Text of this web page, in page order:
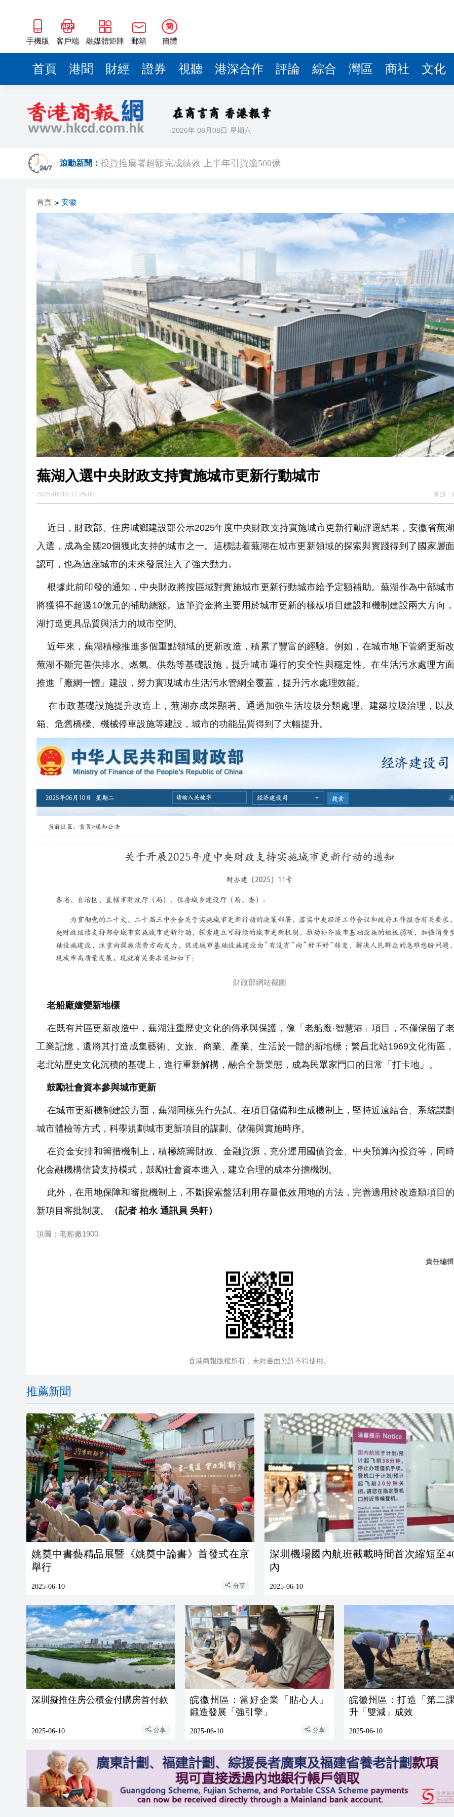
手機版 客戶端 融媒體矩陣 郵箱
簡
簡體
首頁 港聞 財經 證券 視聽 港深合作 評論 綜合 灣區 商社 文化
2026年 08月08日 星期六
滾動新聞： 投資推廣署超額完成績效 上半年引資逾500億
CHIIKAWA熱潮席捲香港！帶你全城捕捉角色足迹
韓國足協為性賄賂醜聞正式致歉：目前絕不存在
特朗普宣布：向關鍵礦產和電池項目投資30億美元
首頁 > 安徽
蕪湖入選中央財政支持實施城市更新行動城市
2025-06-10 17:25:08 來源：
近日，財政部、住房城鄉建設部公示2025年度中央財政支持實施城市更新行動評選結果，安徽省蕪
入選，成為全國20個獲此支持的城市之一。這標誌着蕪湖在城市更新領域的探索與實踐得到了國家層
認可，也為這座城市的未來發展注入了強大動力。
根據此前印發的通知，中央財政將按區域對實施城市更新行動城市給予定額補助。蕪湖作為中部城
將獲得不超過10億元的補助總額。這筆資金將主要用於城市更新的樣板項目建設和機制建設兩大方向
湖打造更具品質與活力的城市空間。
近年來，蕪湖積極推進多個重點領域的更新改造，積累了豐富的經驗。例如，在城市地下管網更新
蕪湖不斷完善供排水、燃氣、供熱等基礎設施，提升城市運行的安全性與穩定性。在生活污水處理方
推進「廠網一體」建設，努力實現城市生活污水管網全覆蓋，提升污水處理效能。
在市政基礎設施提升改造上，蕪湖亦成果顯著。通過加強生活垃圾分類處理、建築垃圾治理，以
箱、危舊橋樑、機械停車設施等建設，城市的功能品質得到了大幅提升。
財政部網站截圖
老船廠嬗變新地標
在既有片區更新改造中，蕪湖注重歷史文化的傳承與保護，像「老船廠·智慧港」項目，不僅保留了
工業記憶，還將其打造成集藝術、文旅、商業、產業、生活於一體的新地標；繁昌北站1969文化街區
老北站歷史文化沉積的基礎上，進行重新解構，融合全新業態，成為民眾家門口的日常「打卡地」。
鼓勵社會資本參與城市更新
在城市更新機制建設方面，蕪湖同樣先行先試。在項目儲備和生成機制上，堅持近遠結合、系統謀
城市體檢等方式，科學規劃城市更新項目的謀劃、儲備與實施時序。
在資金安排和籌措機制上，積極統籌財政、金融資源，充分運用國債資金、中央預算內投資等，同
化金融機構信貸支持模式，鼓勵社會資本進入，建立合理的成本分擔機制。
此外，在用地保障和審批機制上，不斷探索盤活利用存量低效用地的方法，完善適用於改造類項目
新項目審批制度。
（記者 柏永 通訊員 吳軒）
頂圖：老船廠1900
責任編
香港商報版權所有，未經書面允許不得使用。
推薦新聞
姚奠中書藝精品展暨《姚奠中論書》首發式在京
舉行
2025-06-10 分享
深圳機場國內航班截載時間首次縮短至
內
2025-06-10
深圳擬推住房公積金付購房首付款
2025-06-10 分享
皖徽州區：當好企業「貼心人」
鍛造發展「強引擎」
2025-06-10 分享
皖徽州區：打造「第二
升「雙減」成效
2025-06-10